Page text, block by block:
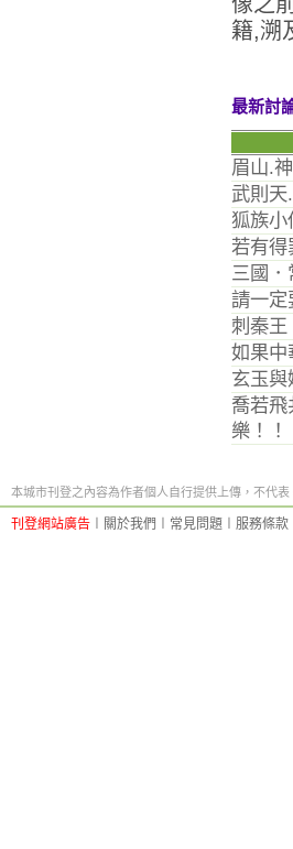
籍,溯
最新討
眉山.
武則天
狐族小
若有得
三國．
請一定
刺秦王
如果中
玄玉與
喬若飛
樂！！
本城市刊登之內容為作者個人自行提供上傳，不代表
刊登網站廣告 關於我們 常見問題 服務條款